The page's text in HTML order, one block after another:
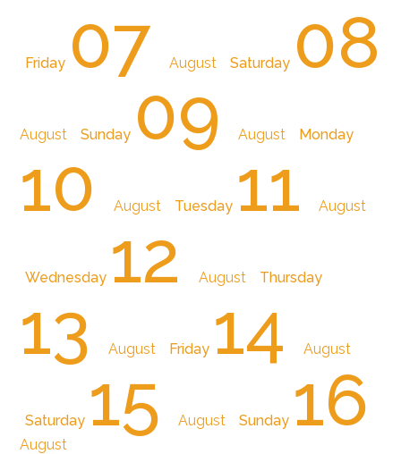
Friday 07August Saturday 08
August Sunday 09August Monday
10August Tuesday 11August
Wednesday 12August Thursday
13August Friday 14August
Saturday 15August Sunday 16
August